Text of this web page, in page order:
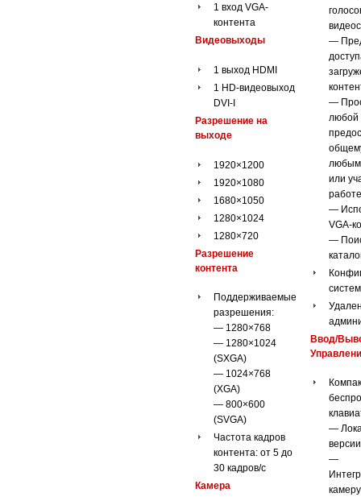
1 вход VGA-
контента
Видеовыходы
1 выход HDMI
1 HD-видеовыход
DVI-I
Разрешение на
выходе
1920×1200
1920×1080
1680×1050
1280×1024
1280×720
Разрешение
контента
Поддерживаемые
разрешения:
— 1280×768
— 1280×1024
(SXGA)
— 1024×768
(XGA)
— 800×600
(SVGA)
Частота кадров
контента: от 5 до
30 кадров/с
Камера
—
—
любой
любым
или
—
VGA-
—
Ввод/
—
версии
—